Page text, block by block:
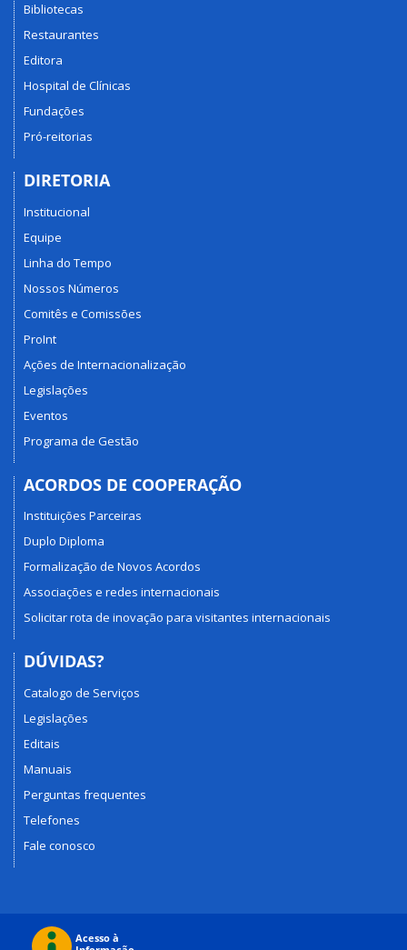
Bibliotecas
Restaurantes
Editora
Hospital de Clínicas
Fundações
Pró-reitorias
DIRETORIA
Institucional
Equipe
Linha do Tempo
Nossos Números
Comitês e Comissões
ProInt
Ações de Internacionalização
Legislações
Eventos
Programa de Gestão
ACORDOS DE COOPERAÇÃO
Instituições Parceiras
Duplo Diploma
Formalização de Novos Acordos
Associações e redes internacionais
Solicitar rota de inovação para visitantes internacionais
DÚVIDAS?
Catalogo de Serviços
Legislações
Editais
Manuais
Perguntas frequentes
Telefones
Fale conosco